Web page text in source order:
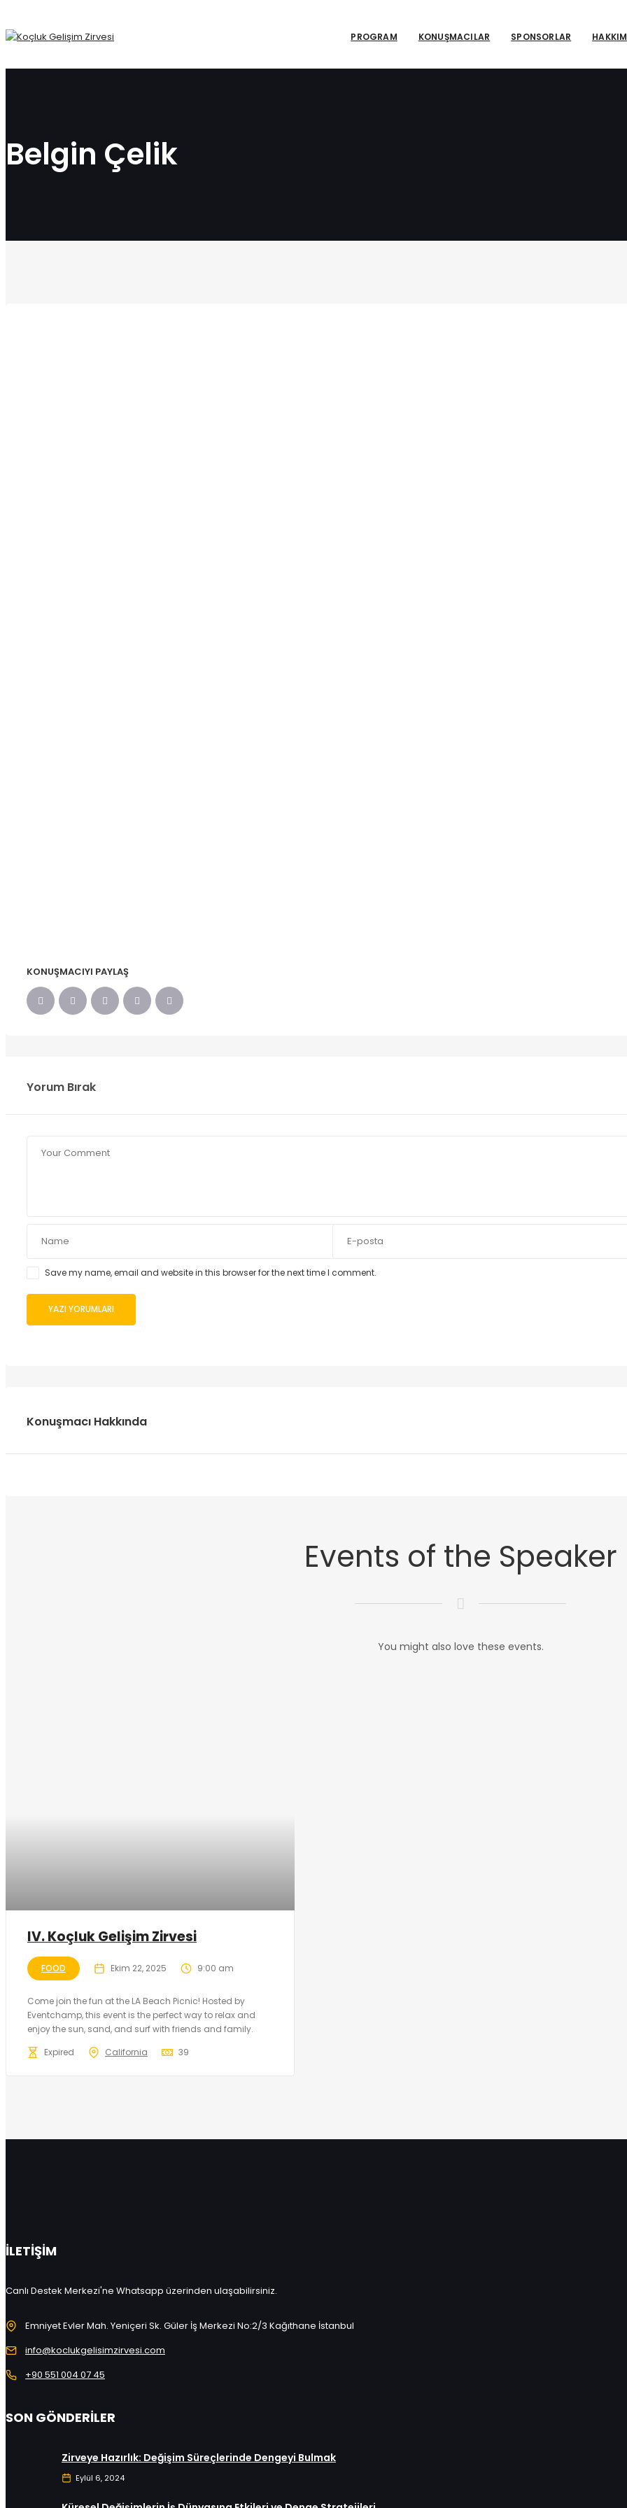
PROGRAM KONUŞMACILAR SPONSORLAR
Belgin Çelik
KONUŞMACIYI PAYLAŞ
Yorum Bırak
Save my name, email and website in this browser for the next time I comment.
Konuşmacı Hakkında
Events of the Speaker
You might also love these events.
IV. Koçluk Gelişim Zirvesi
FOOD Ekim 22, 2025 9:00 am
Come join the fun at the LA Beach Picnic! Hosted by
Eventchamp, this event is the perfect way to relax and
enjoy the sun, sand, and surf with friends and family.
Expired
California 39
İLETIŞIM
Canlı Destek Merkezi'ne Whatsapp üzerinden ulaşabilirsiniz.
Emniyet Evler Mah. Yeniçeri Sk. Güler İş Merkezi No:2/3 Kağıthane İstanbul
info@koclukgelisimzirvesi.com
+90 551 004 07 45
SON GÖNDERILER
Zirveye Hazırlık: Değişim Süreçlerinde Dengeyi Bulmak
Eylül 6, 2024